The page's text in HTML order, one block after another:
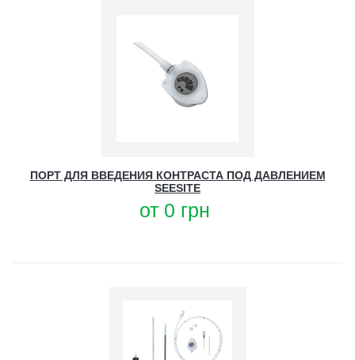
ПОРТ ДЛЯ ВВЕДЕНИЯ КОНТРАСТА ПОД ДАВЛЕНИЕМ
SEESITE
от 0 грн